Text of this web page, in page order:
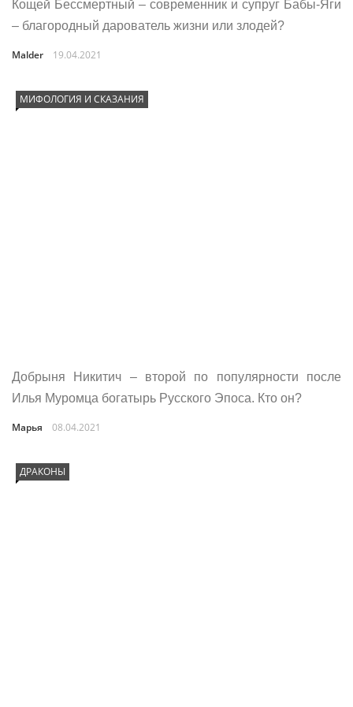
Кощей Бессмертный – современник и супруг Бабы-Яги
– благородный дарователь жизни или злодей?
Malder 19.04.2021
МИФОЛОГИЯ И СКАЗАНИЯ
Добрыня Никитич – второй по популярности после
Илья Муромца богатырь Русского Эпоса. Кто он?
Марья 08.04.2021
ДРАКОНЫ